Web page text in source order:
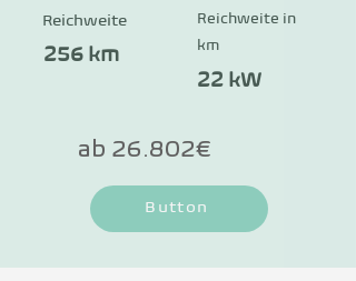
und ist mit modernster Technologie
ausgestattet. Die Reichweite beträgt
verfügbar. Die max.
Höchstgeschwindigkeit beträgt 200
km/h. Jetzt zum Sonderpreis!
Reichweite
256 km
Reichweite in
km
22 kW
ab 26.802€
Button